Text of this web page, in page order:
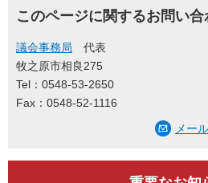
このページに関するお問い合
議会事務局
代表
牧之原市相良275
Tel：0548-53-2650
Fax：0548-52-1116
メー